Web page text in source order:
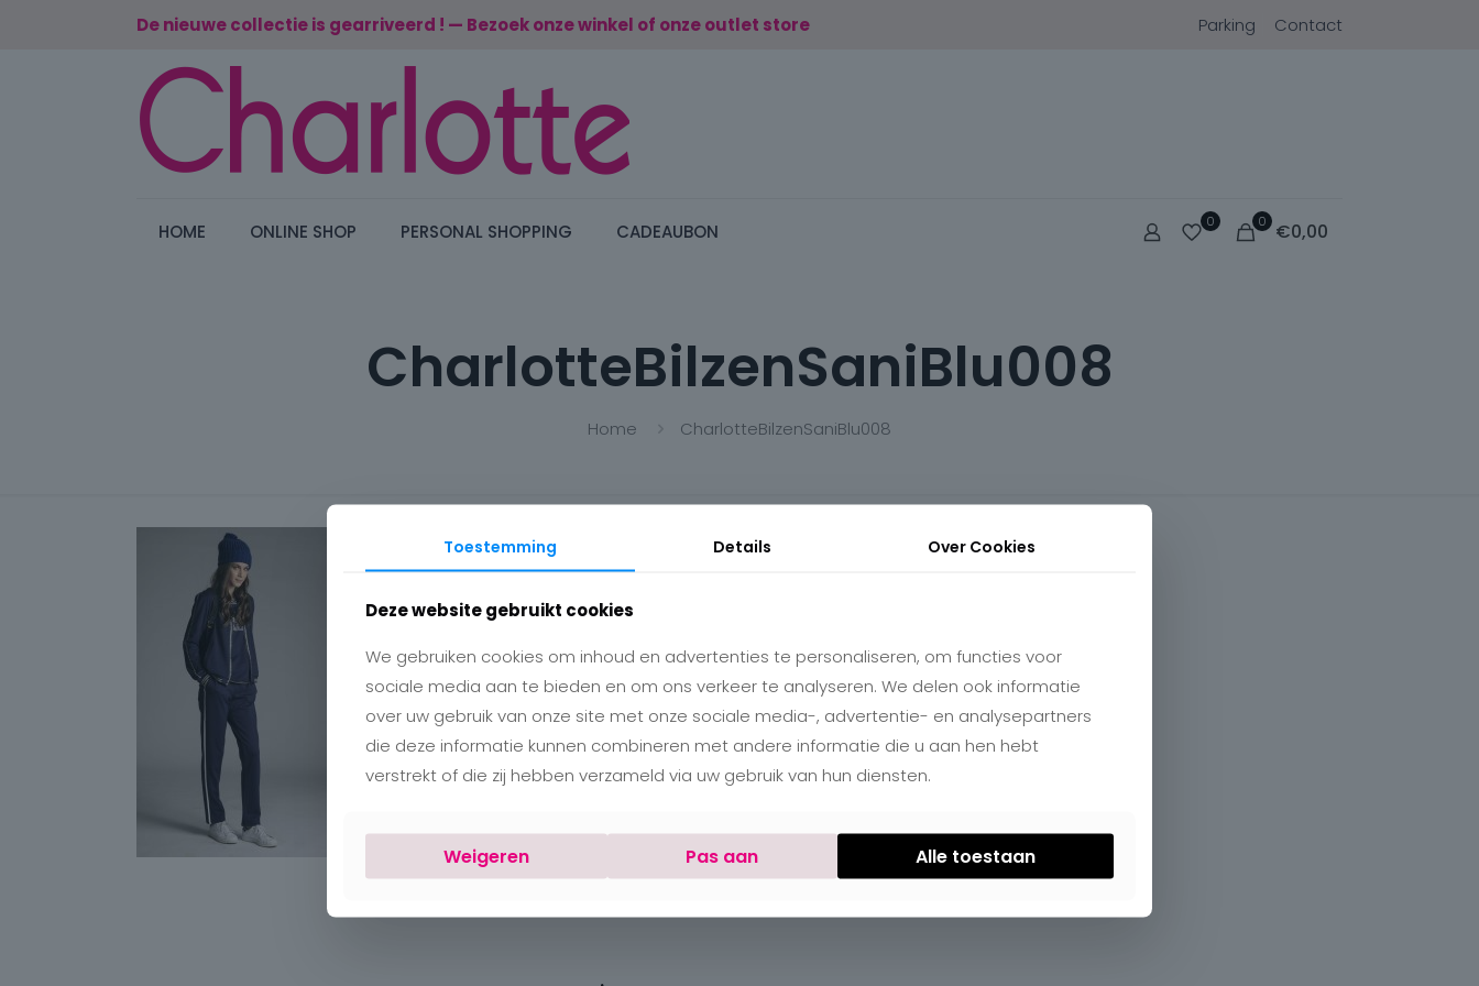
De nieuwe collectie is gearriveerd ! — Bezoek onze winkel of onze outlet store Parking Contact
HOME ONLINE SHOP PERSONAL SHOPPING CADEAUBON 0 0 €0,00
CharlotteBilzenSaniBlu008
Home CharlotteBilzenSaniBlu008
Toestemming Details Over Cookies
Deze website gebruikt cookies
We gebruiken cookies om inhoud en advertenties te personaliseren, om functies voor
sociale media aan te bieden en om ons verkeer te analyseren. We delen ook informatie
over uw gebruik van onze site met onze sociale media-, advertentie- en analysepartners
die deze informatie kunnen combineren met andere informatie die u aan hen hebt
verstrekt of die zij hebben verzameld via uw gebruik van hun diensten.
Weigeren Pas aan Alle toestaan